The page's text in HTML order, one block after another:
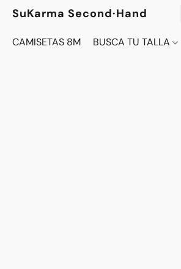
SuKarma Second·Hand
CAMISETAS 8M BUSCA TU TALLA